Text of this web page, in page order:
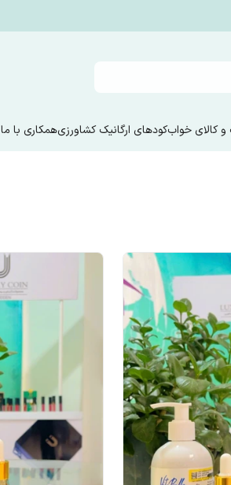
کالای خوابکودهای ارگانیک کشاورزیهمکاری با ما